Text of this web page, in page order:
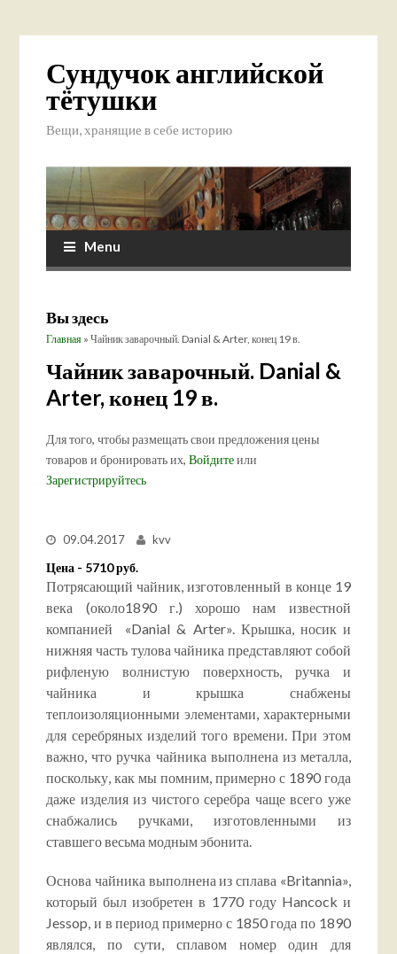
Сундучок английской
тётушки
Вещи, хранящие в себе историю
Menu
Вы здесь
Главная » Чайник заварочный. Danial & Arter, конец 19 в.
Чайник заварочный. Danial &
Arter, конец 19 в.
Для того, чтобы размещать свои предложения цены
товаров и бронировать их,Войдитеили
Зарегистрируйтесь
09.04.2017 kvv
Цена - 5710 руб.
Потрясающийчайник, изготовленный в конце 19
века (около1890 г.) хорошо нам известной
компанией «Danial & Arter». Крышка, носик и
нижняя часть тулова чайника представляют собой
рифленую волнистую поверхность, ручка и
чайника и крышка снабжены
теплоизоляционными элементами, характерными
для серебряных изделий того времени.При этом
важно,что ручка чайника выполнена из металла,
поскольку,как мы помним, примерно с 1890 года
даже изделия из чистого серебра чаще всего уже
снабжались ручками, изготовленными из
ставшего весьма модным эбонита.
Основа чайника выполнена из сплава «Britannia»,
который был изобретен в 1770 году Hancock и
Jessop,и в период примерно с 1850 года по 1890
являлся, по сути, сплавом номер один для